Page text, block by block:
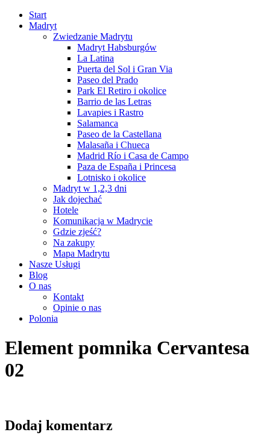
Start
Madryt
Zwiedzanie Madrytu
Madryt Habsburgów
La Latina
Puerta del Sol i Gran Via
Paseo del Prado
Park El Retiro i okolice
Barrio de las Letras
Lavapies i Rastro
Salamanca
Paseo de la Castellana
Malasaña i Chueca
Madrid Río i Casa de Campo
Paza de España i Princesa
Lotnisko i okolice
Madryt w 1,2,3 dni
Jak dojechać
Hotele
Komunikacja w Madrycie
Gdzie zjeść?
Na zakupy
Mapa Madrytu
Nasze Usługi
Blog
O nas
Kontakt
Opinie o nas
Polonia
Element pomnika Cervantesa
02
Dodaj komentarz